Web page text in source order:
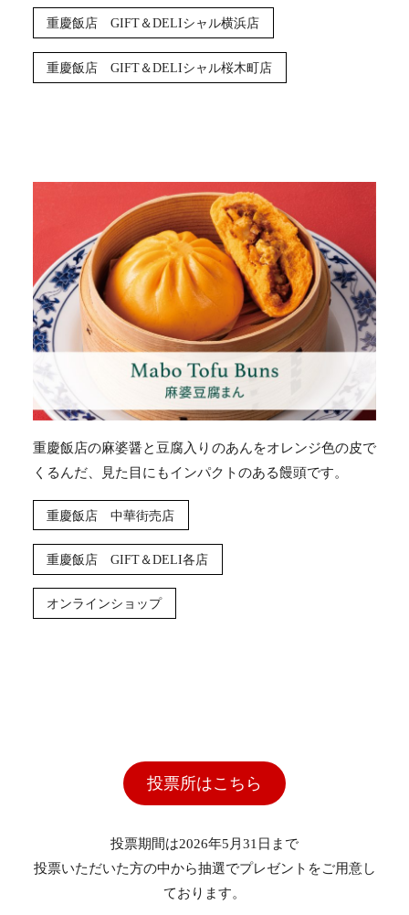
重慶飯店 GIFT＆DELIシャル横浜店
重慶飯店 GIFT＆DELIシャル桜木町店
重慶飯店の麻婆醤と豆腐入りのあんをオレンジ色の皮で
くるんだ、見た目にもインパクトのある饅頭です。
重慶飯店 中華街売店
重慶飯店 GIFT＆DELI各店
オンラインショップ
投票所はこちら
投票期間は2026年5月31日まで
投票いただいた方の中から抽選でプレゼントをご用意し
ております。